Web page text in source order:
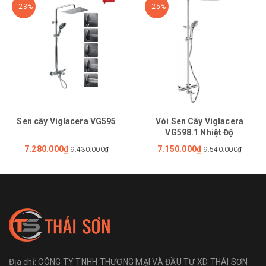
- 23%
Sen cây Viglacera VG595
7.280.000₫ 9.430.000₫
- 25%
Vòi Sen Cây Viglacera
VG598.1 Nhiệt Độ
7.150.000₫ 9.540.000₫
Địa chỉ:CÔNG TY TNHH THƯƠNG MẠI VÀ ĐẦU TƯ XD THÁI SƠN